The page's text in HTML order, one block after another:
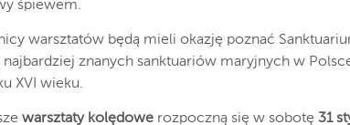
śpiewem.
warsztatów będą mieli okazję poznać
najbardziej znanych sanktuariów maryjnych w
XVI wieku.
warsztaty kolędowe rozpoczną się w sobotę 31